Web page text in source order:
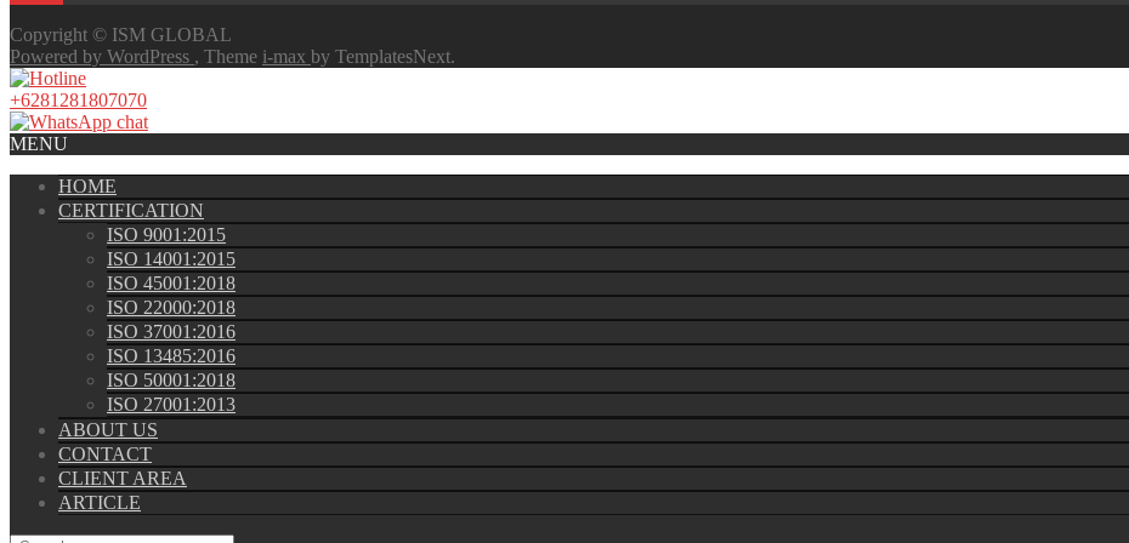
Copyright © ISM GLOBAL
Powered by WordPress , Theme i-max by TemplatesNext.
+6281281807070
MENU
HOME
CERTIFICATION
ISO 9001:2015
ISO 14001:2015
ISO 45001:2018
ISO 22000:2018
ISO 37001:2016
ISO 13485:2016
ISO 50001:2018
ISO 27001:2013
ABOUT US
CONTACT
CLIENT AREA
ARTICLE